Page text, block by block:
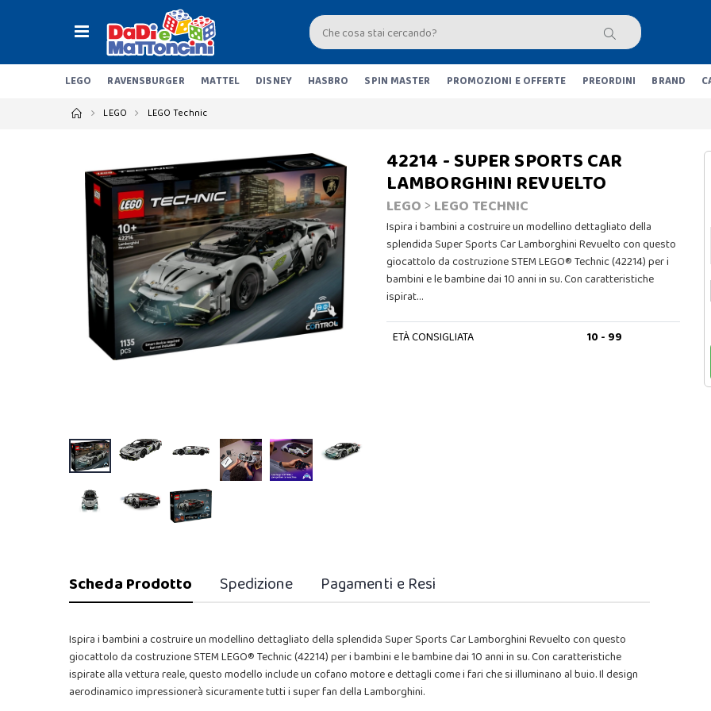
LEGO RAVENSBURGER MATTEL DISNEY HASBRO SPIN MASTER PROMOZIONI E OFFERTE PREORDINI BRAND
LEGO LEGO Technic
42214 - SUPER SPORTS CAR
LAMBORGHINI REVUELTO
LEGO> LEGO TECHNIC
Ispira i bambini a costruire un modellino dettagliato della
splendida Super Sports Car Lamborghini Revuelto con questo
giocattolo da costruzione STEM LEGO® Technic (42214) per i
bambini e le bambine dai 10 anni in su. Con caratteristiche
ispirat…
ETÀ CONSIGLIATA 10 - 99
Scheda Prodotto Spedizione Pagamenti e Resi
Ispira i bambini a costruire un modellino dettagliato della splendida Super Sports Car Lamborghini Revuelto con questo
giocattolo da costruzione STEM LEGO® Technic (42214) per i bambini e le bambine dai 10 anni in su. Con caratteristiche
ispirate alla vettura reale, questo modello include un cofano motore e dettagli come i fari che si illuminano al buio. Il design
aerodinamico impressionerà sicuramente tutti i super fan della Lamborghini.